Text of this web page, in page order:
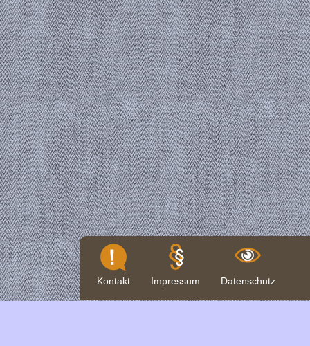
Kontakt Impressum Datenschutz